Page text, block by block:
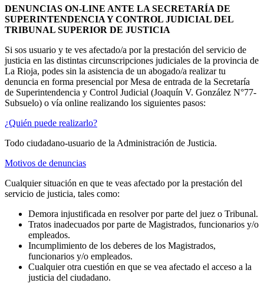
DENUNCIAS ON-LINE ANTE LA SECRETARÍA DE
SUPERINTENDENCIA Y CONTROL JUDICIAL DEL
TRIBUNAL SUPERIOR DE JUSTICIA
Si sos usuario y te ves afectado/a por la prestación del servicio de
justicia en las distintas circunscripciones judiciales de la provincia de
La Rioja, podes sin la asistencia de un abogado/a realizar tu
denuncia en forma presencial por Mesa de entrada de la Secretaría
de Superintendencia y Control Judicial (Joaquín V. González N°77-
Subsuelo) o vía online realizando los siguientes pasos:
¿Quién puede realizarlo?
Todo ciudadano-usuario de la Administración de Justicia.
Motivos de denuncias
Cualquier situación en que te veas afectado por la prestación del
servicio de justicia, tales como:
Demora injustificada en resolver por parte del juez o Tribunal.
Tratos inadecuados por parte de Magistrados, funcionarios y/o
empleados.
Incumplimiento de los deberes de los Magistrados,
funcionarios y/o empleados.
Cualquier otra cuestión en que se vea afectado el acceso a la
justicia del ciudadano.